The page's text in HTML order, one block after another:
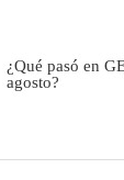
¿Qué pasó en
agosto?